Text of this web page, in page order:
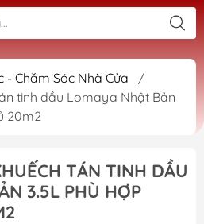
- Chăm Sóc Nhà Cửa
/
tinh dầu Lomaya Nhật Bản
20m2
TÁN TINH DẦU
3.5L PHÙ HỢP